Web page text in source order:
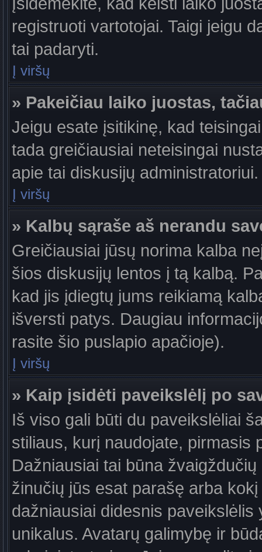
registruoti vartotojai. Taigi jeigu
tai padaryti.
Į viršų
» Pakeičiau laiko juostas,
Jeigu esate įsitikinę, kad
tada greičiausiai neteisingai
apie tai diskusijų administratoriui.
Į viršų
» Kalbų sąraše aš nerandu
Greičiausiai jūsų norima kalba
šios diskusijų lentos į tą kalbą.
kad jis įdiegtų jums reikiamą
išversti patys. Daugiau
rasite šio puslapio apačioje).
Į viršų
» Kaip įsidėti paveikslėlį po
Iš viso gali būti du paveikslėliai
stiliaus, kurį naudojate, pirmasis
Dažniausiai tai būna
žinučių jūs esat parašę arba
dažniausiai didesnis
unikalus. Avatarų galimybę ir